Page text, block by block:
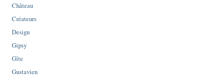
Château
Créateurs
Design
Gipsy
Gîte
Gustavien